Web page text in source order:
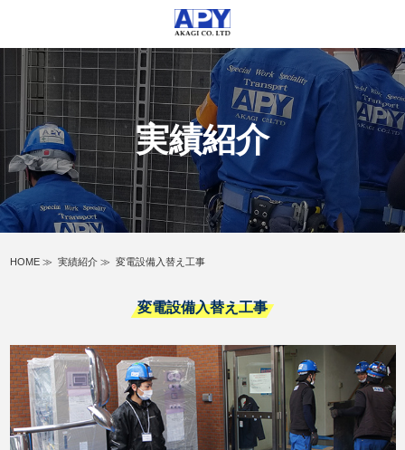
実績紹介
HOME ≫ 実績紹介 ≫ 変電設備入替え工事
変電設備入替え工事